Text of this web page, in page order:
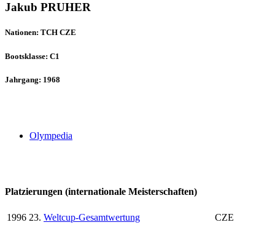
Jakub PRUHER
Nationen: TCH CZE
Bootsklasse: C1
Jahrgang: 1968
Olympedia
Platzierungen (internationale Meisterschaften)
1996 23. Weltcup-Gesamtwertung
CZE